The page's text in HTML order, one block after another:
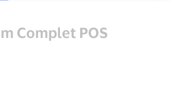
Complet POS